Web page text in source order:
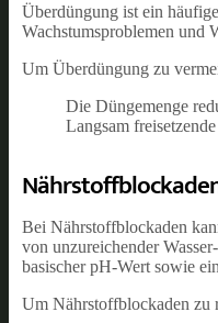
Überdüngung ist ein
Wachstumsproblemen und
Um Überdüngung zu
Die Düngemenge
Langsam
Bei Nährstoffblockaden
von unzureichender
basischer pH-Wert sowie
Um Nährstoffblockaden zu